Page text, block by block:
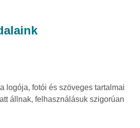
logója, fotói és szöveges tartalmai
állnak, felhasználásuk szigorúan